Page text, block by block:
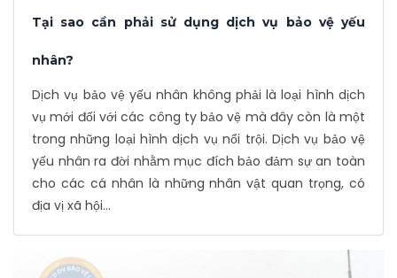
Tại sao cần phải sử dụng dịch vụ bảo vệ yếu
nhân?
Dịch vụ bảo vệ yếu nhân không phải là loại hình dịch
vụ mới đối với các công ty bảo vệ mà đây còn là một
trong những loại hình dịch vụ nổi trội. Dịch vụ bảo vệ
yếu nhân ra đời nhằm mục đích bảo đảm sự an toàn
cho các cá nhân là những nhân vật quan trọng, có
địa vị xã hội...